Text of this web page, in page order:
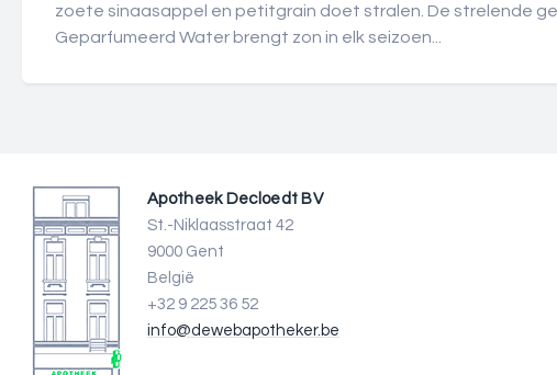
zoete sinaasappel en petitgrain doet stralen. De strelende
Geparfumeerd Water brengt zon in elk seizoen...
Apotheek Decloedt BV
St.-Niklaasstraat 42
9000 Gent
België
+32 9 225 36 52
info@dewebapotheker.be